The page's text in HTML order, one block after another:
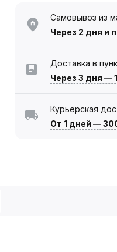
Самовывоз из
Через 2 дня и
Доставка в
Через 3 дня —
Курьерская
От 1 дней —